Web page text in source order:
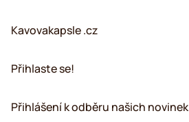
Kavovakapsle .cz
Přihlaste se!
Přihlášení k odběru našich novinek